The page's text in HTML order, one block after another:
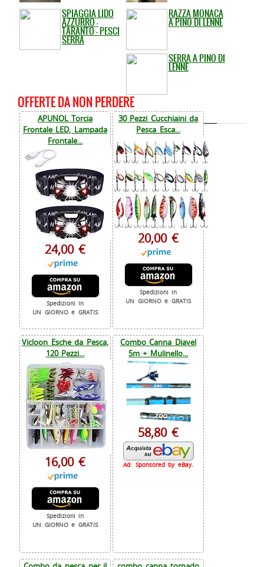
SPIAGGIA LIDO
AZZURRO -
TARANTO - PESCI
SERRA
RAZZA MONACA
A PINO DI LENNE
SERRA A PINO DI
LENNE
OFFERTE DA NON PERDERE
APUNOL Torcia
Frontale LED, Lampada
Frontale...
24,00 €
Spedizioni in
UN GIORNO e GRATIS
30 Pezzi Cucchiaini da
Pesca Esca...
20,00 €
Spedizioni in
UN GIORNO e GRATIS
Vicloon Esche da Pesca,
120 Pezzi...
16,00 €
Spedizioni in
UN GIORNO e GRATIS
Combo Canna Diavel
5m + Mulinello...
58,80 €
Ad: Sponsored by eBay.